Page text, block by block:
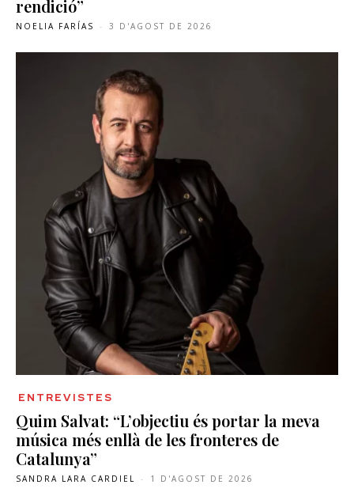
rendició”
NOELIA FARÍAS - 3 D'AGOST DE 2026
ENTREVISTES
Quim Salvat: “L’objectiu és portar la meva
música més enllà de les fronteres de
Catalunya”
SANDRA LARA CARDIEL - 1 D'AGOST DE 2026